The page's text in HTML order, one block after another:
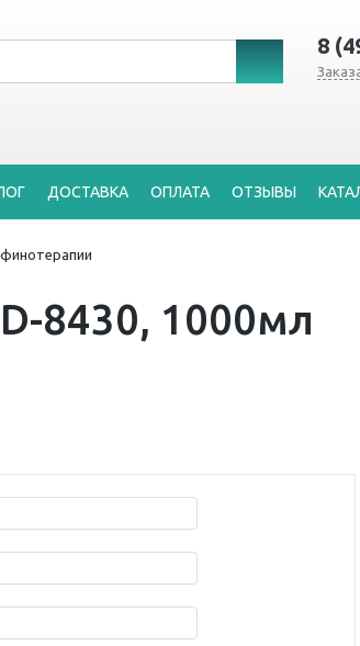
8
ДОСТАВКА ОПЛАТА ОТЗЫВЫ
8430, 1000мл